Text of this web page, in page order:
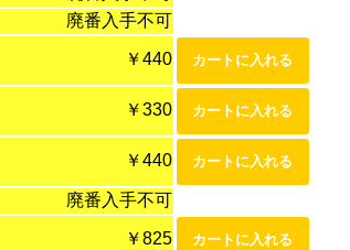
廃番入手不可
￥440
￥330
￥440
廃番入手不可
￥825